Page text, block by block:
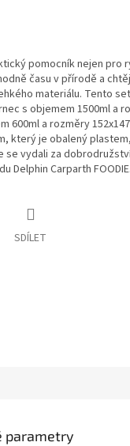
pomocník nejen pro
času v přírodě a
materiálu. Tento
s objemem 1500ml a
600ml a rozměry
který je obalený
se vydali za
Delphin Carparth FOODIE.
SDÍLET
parametry